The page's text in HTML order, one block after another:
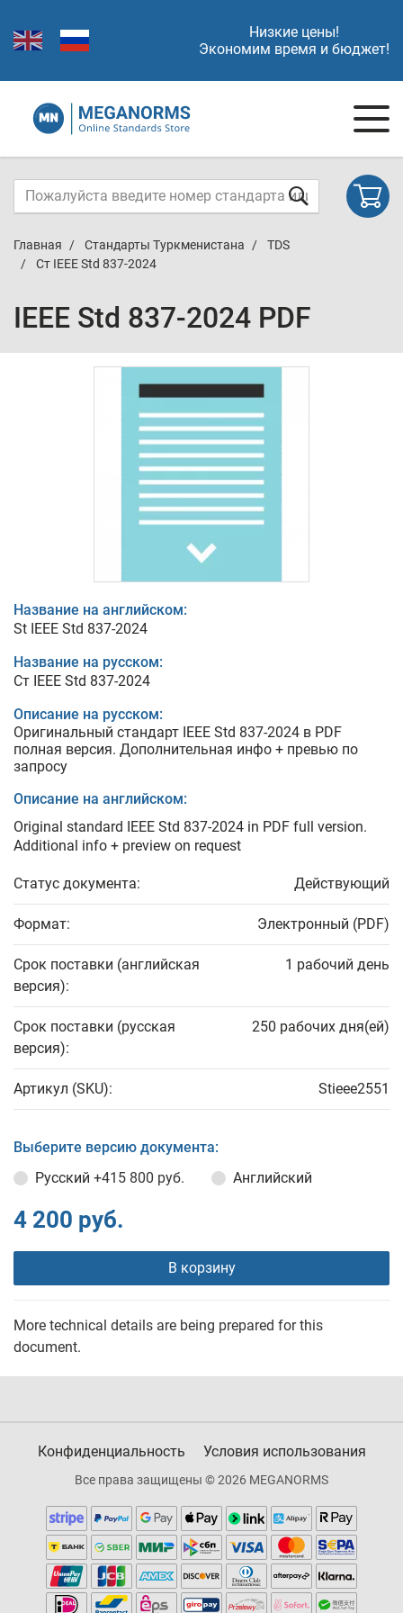
Низкие цены!
Экономим время и бюджет!
Главная Стандарты Туркменистана
TDS
Cт IEEE Std 837-2024
IEEE Std 837-2024 PDF
Название на английском:
St IEEE Std 837-2024
Название на русском:
Cт IEEE Std 837-2024
Описание на русском:
Оригинальный стандарт IEEE Std 837-2024 в PDF
полная версия. Дополнительная инфо + превью по
запросу
Описание на английском:
Original standard IEEE Std 837-2024 in PDF full version.
Additional info + preview on request
Статус документа: Действующий
Формат: Электронный (PDF)
Срок поставки (английская
версия):
1 рабочий день
Срок поставки (русская
версия):
250 рабочих дня(ей)
Артикул (SKU): Stieee2551
Выберите версию документа:
Русский +415 800 руб. Английский
4 200 руб.
В корзину
More technical details are being prepared for this
document.
Конфиденциальность Условия использования
Все права защищены © 2026 MEGANORMS